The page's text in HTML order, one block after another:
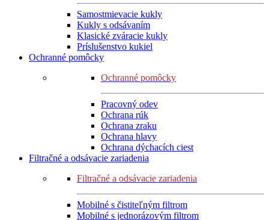
Samostmievacie kukly
Kukly s odsávaním
Klasické zváracie kukly
Príslušenstvo kukiel
Ochranné pomôcky
Ochranné pomôcky
Pracovný odev
Ochrana rúk
Ochrana zraku
Ochrana hlavy
Ochrana dýchacích ciest
Filtračné a odsávacie zariadenia
Filtračné a odsávacie zariadenia
Mobilné s čistiteľným filtrom
Mobilné s jednorázovým filtrom